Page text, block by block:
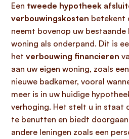
Een tweede hypotheek
verbouwingskosten betekent
neemt bovenop uw
woning als onderpand. Dit is
het verbouwing financieren
aan uw eigen woning, zoals
nieuwe badkamer, vooral
meer is in uw huidige
verhoging. Het stelt u in staat
te benutten en biedt
andere leningen zoals een